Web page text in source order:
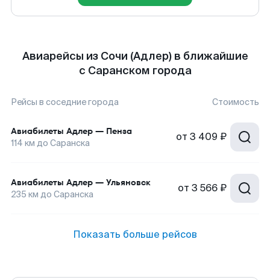
Авиарейсы из Сочи (Адлер) в ближайшие
с Саранском города
Рейсы в соседние города Стоимость
Авиабилеты Адлер — Пенза
114 км до Саранска от 3 409 ₽
Авиабилеты Адлер — Ульяновск
235 км до Саранска от 3 566 ₽
Показать больше рейсов